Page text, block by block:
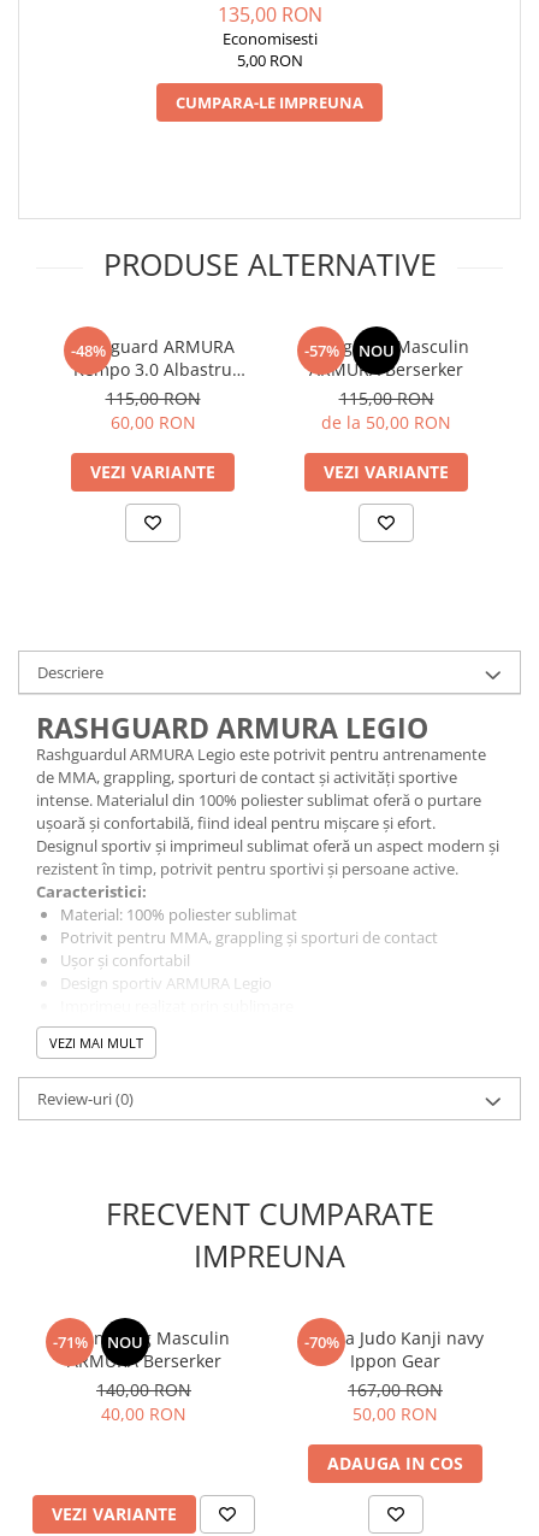
135,00 RON
Economisesti
5,00 RON
CUMPARA-LE IMPREUNA
PRODUSE ALTERNATIVE
-48%
Rashguard ARMURA
Kempo 3.0 Albastru
Seniori
115,00 RON
60,00 RON
VEZI VARIANTE
-57% NOU
Rashguard Masculin
ARMURA Berserker
115,00 RON
de la 50,00 RON
VEZI VARIANTE
Descriere
RASHGUARD ARMURA LEGIO
Rashguardul ARMURA Legio este potrivit pentru antrenamente
de MMA, grappling, sporturi de contact și activități sportive
intense. Materialul din 100% poliester sublimat oferă o purtare
ușoară și confortabilă, fiind ideal pentru mișcare și efort.
Designul sportiv și imprimeul sublimat oferă un aspect modern și
rezistent în timp, potrivit pentru sportivi și persoane active.
Caracteristici:
Material: 100% poliester sublimat
Potrivit pentru MMA, grappling și sporturi de contact
Ușor și confortabil
Design sportiv ARMURA Legio
Ușor de întreținut
Mărimi disponibile
VEZI MAI MULT
Review-uri(0)
FRECVENT CUMPARATE
IMPREUNA
-71% NOU
Colant lung Masculin
ARMURA Berserker
140,00 RON
40,00 RON
VEZI VARIANTE
-70%
Sapca Judo Kanji navy
Ippon Gear
167,00 RON
50,00 RON
ADAUGA IN COS